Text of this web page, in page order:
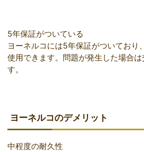
5年保証がついている
ヨーネルコには5年保証がついており
使用できます。問題が発生した場合
す。
ヨーネルコのデメリット
中程度の耐久性